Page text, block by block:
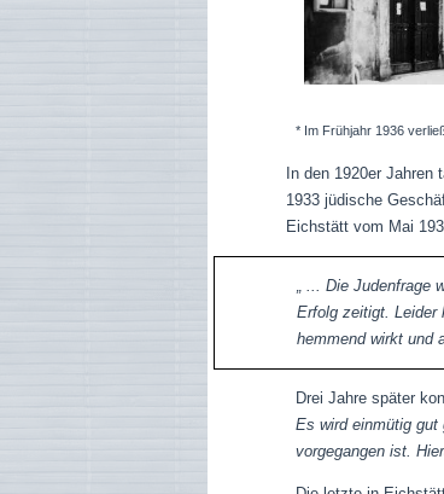
* Im Frühjahr 1936
In den 1920er
1933 jüdische
Eichstätt vom Mai
„ ... Die Judenfrage
Erfolg zeitigt. Leider
hemmend wirkt und
Drei Jahre später
Es wird einmütig gut
vorgegangen ist.